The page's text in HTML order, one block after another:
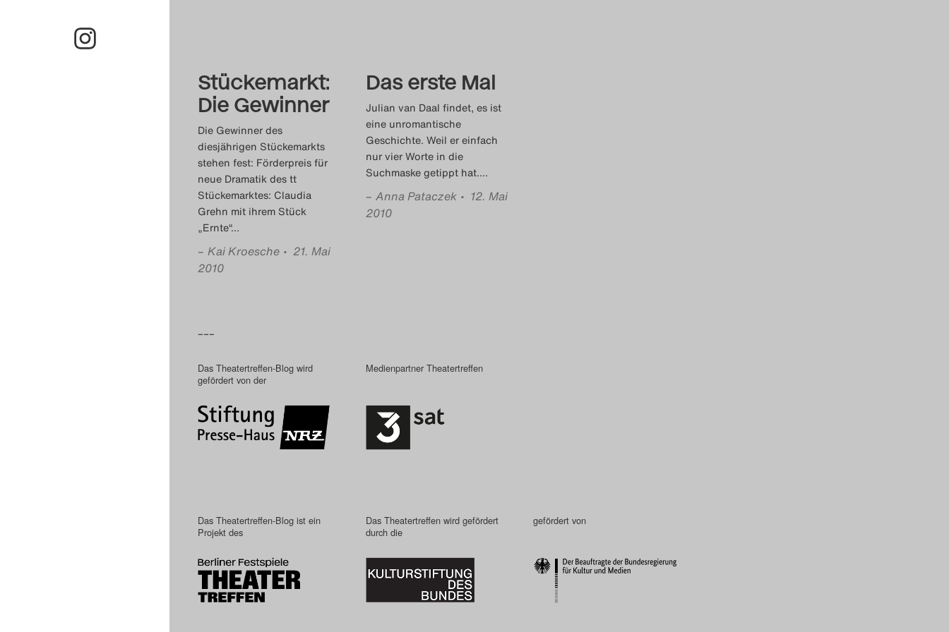
Stückemarkt:
Die Gewinner
Die Gewinner des
diesjährigen Stückemarkts
stehen fest: Förderpreis für
neue Dramatik des tt
Stückemarktes: Claudia
Grehn mit ihrem Stück
„Ernte“…
– Kai Kroesche • 21. Mai
2010
Das erste Mal
Julian van Daal findet, es ist
eine unromantische
Geschichte. Weil er einfach
nur vier Worte in die
Suchmaske getippt hat.…
– Anna Pataczek • 12. Mai
2010
–––
Das Theatertreffen-Blog wird
gefördert von der
Medienpartner Theatertreffen
Das Theatertreffen-Blog ist ein
Projekt des
Das Theatertreffen wird gefördert
durch die
gefördert von